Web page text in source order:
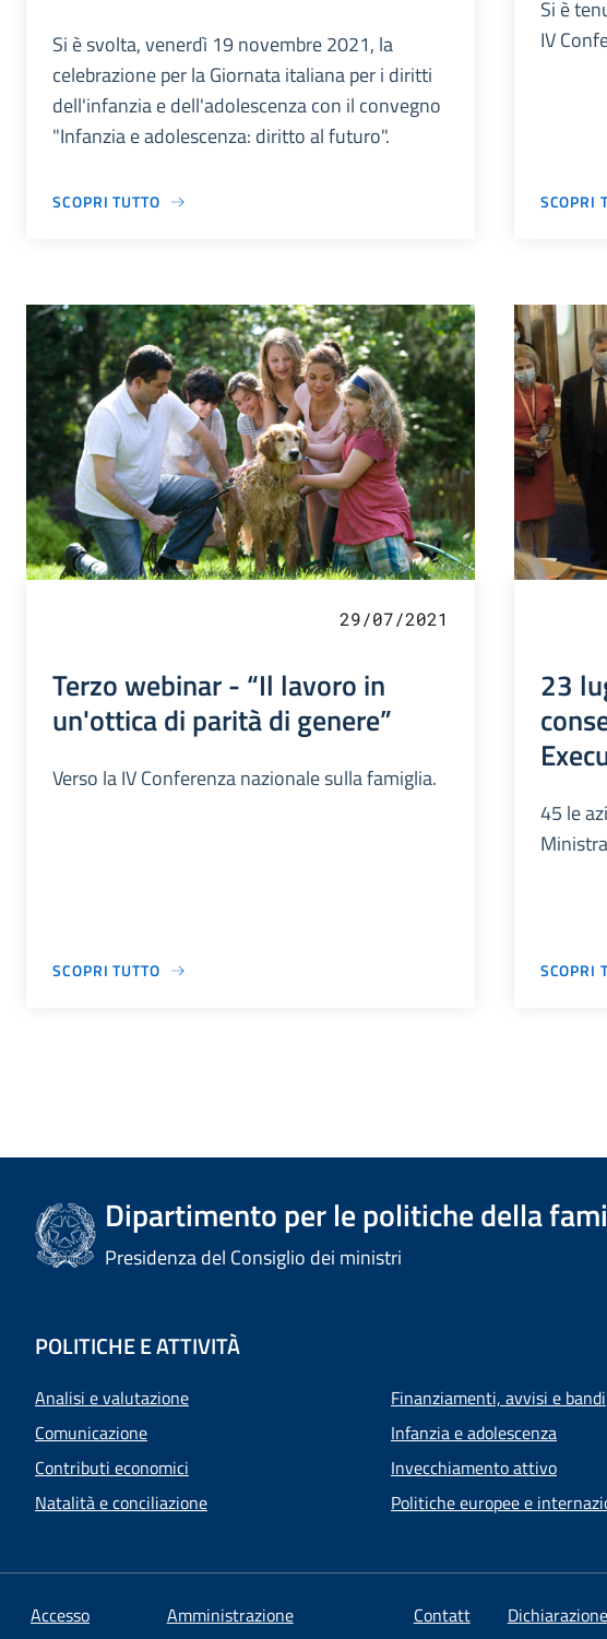
Si è svolta, venerdì 19 novembre 2021, la
celebrazione per la Giornata italiana per i diritti
dell'infanzia e dell'adolescenza con il convegno
"Infanzia e adolescenza: diritto al futuro".
SCOPRI TUTTO
Si è
IV
SCOPRI
29/07/2021
Terzo webinar - “Il lavoro in
un'ottica di parità di genere”
Verso la IV Conferenza nazionale sulla famiglia.
SCOPRI TUTTO
23
45 le
SCOPRI
Dipartimento per le politiche della
Presidenza del Consiglio dei ministri
POLITICHE E ATTIVITÀ
Analisi e valutazione
Comunicazione
Contributi economici
Natalità e conciliazione
Finanziamenti, avvisi e bandi
Infanzia e adolescenza
Invecchiamento attivo
Politiche europee e
Accesso
Amministrazione
Contatt